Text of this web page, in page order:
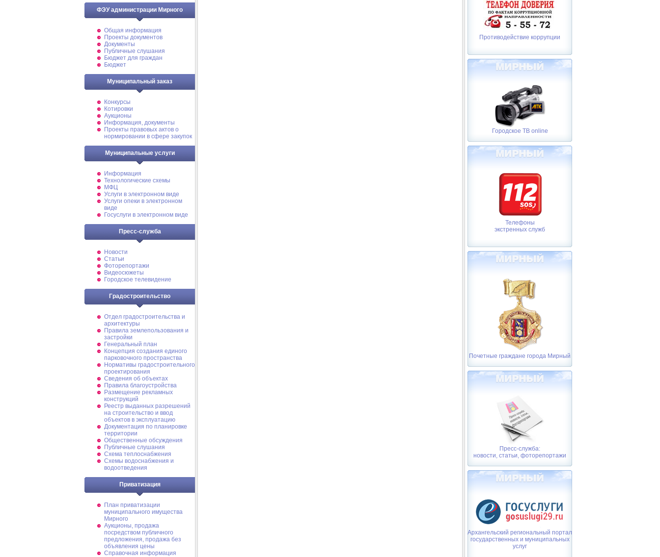
ФЭУ администрации Мирного
Общая информация
Проекты документов
Документы
Публичные слушания
Бюджет для граждан
Бюджет
Муниципальный заказ
Конкурсы
Котировки
Аукционы
Информация, документы
Проекты правовых актов о
нормировании в сфере закупок
Муниципальные услуги
Информация
Технологические схемы
МФЦ
Услуги в электронном виде
Услуги опеки в электронном
виде
Госуслуги в электронном виде
Пресс-служба
Новости
Статьи
Фоторепортажи
Видеосюжеты
Городское телевидение
Градостроительство
Отдел градостроительства и
архитектуры
Правила землепользования и
застройки
Генеральный план
Концепция создания единого
парковочного пространства
Нормативы градостроительного
проектирования
Сведения об объектах
Правила благоустройства
Размещение рекламных
конструкций
Реестр выданных разрешений
на строительство и ввод
объектов в эксплуатацию
Документация по планировке
территории
Общественные обсуждения
Публичные слушания
Схема теплоснабжения
Схемы водоснабжения и
водоотведения
Приватизация
План приватизации
муниципального имущества
Мирного
Аукционы, продажа
посредством публичного
предложения, продажа без
объявления цены
Справочная информация
Противодействие коррупции
Городское ТВ online
Телефоны
экстренных служб
Почетные граждане города Мирный
Пресс-служба:
новости, статьи, фоторепортажи
Архангельский региональный портал
государственных и муниципальных
услуг